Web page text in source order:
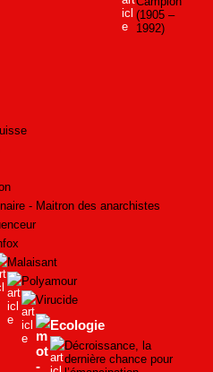
(1905 –
1992)
- Maitron des anarchistes
Malaisant
Polyamour
Virucide
Ecologie
Décroissance, la
dernière chance pour